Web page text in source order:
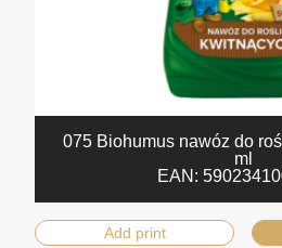
075 Biohumus nawóz do
ml
EAN:
Add print